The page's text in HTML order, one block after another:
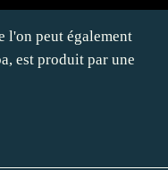
l'on peut également
est produit par une